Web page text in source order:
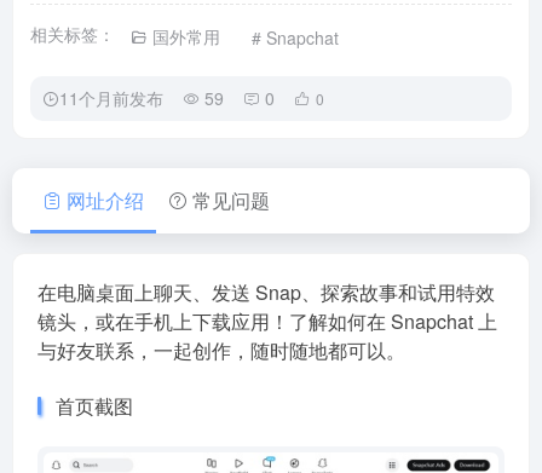
相关标签： 国外常用 # Snapchat
11个月前发布 59 0 0
网址介绍 常见问题
在电脑桌面上聊天、发送 Snap、探索故事和试用特效
镜头，或在手机上下载应用！了解如何在 Snapchat 上
与好友联系，一起创作，随时随地都可以。
首页截图